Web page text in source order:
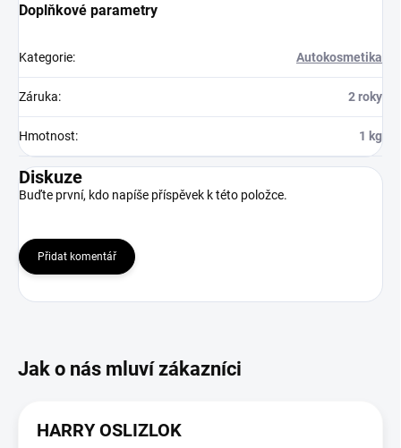
Doplňkové parametry
Kategorie: Autokosmetika
Záruka: 2 roky
Hmotnost: 1 kg
Diskuze
Buďte první, kdo napíše příspěvek k této položce.
Přidat komentář
HARRY OSLIZLOK